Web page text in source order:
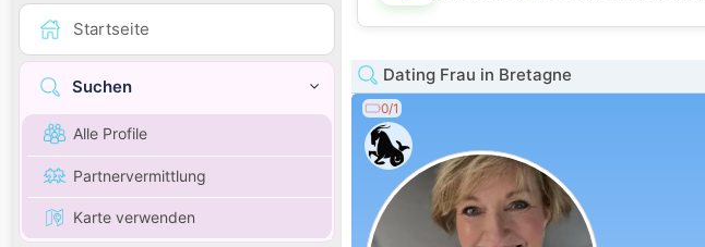
Startseite
Suchen
Alle Profile
Partnervermittlung
Karte verwenden
Dating Frau in Bretagne
0/1